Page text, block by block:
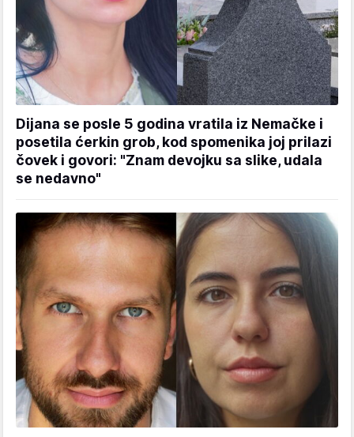
Dijana se posle 5 godina vratila iz Nemačke i
posetila ćerkin grob, kod spomenika joj prilazi
čovek i govori: "Znam devojku sa slike, udala
se nedavno"